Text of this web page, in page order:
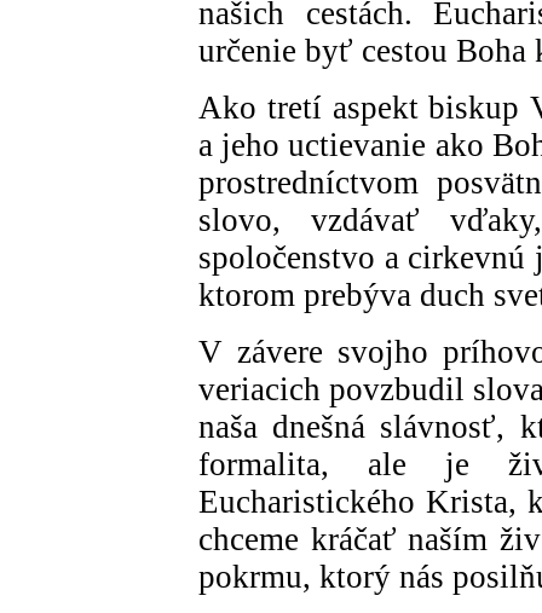
našich cestách.
určenie byť cestou Boha
Ako tretí aspekt biskup
a jeho uctievanie ako
prostredníctvom
slovo, vzdávať
spoločenstvo a
ktorom prebýva duch
V závere svojho
veriacich povzbudil
naša dnešná slávnosť,
formalita, ale je
Eucharistického Krista,
chceme kráčať naším
pokrmu, ktorý nás